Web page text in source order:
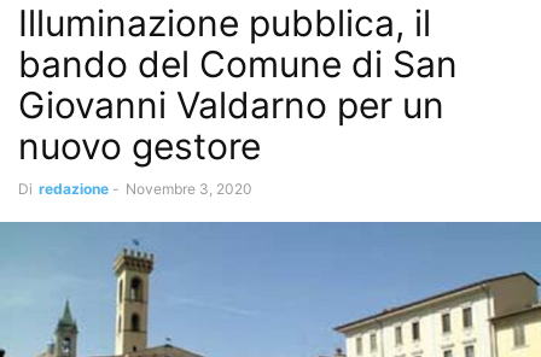
Illuminazione pubblica, il
bando del Comune di San
Giovanni Valdarno per un
nuovo gestore
Di redazione - Novembre 3, 2020